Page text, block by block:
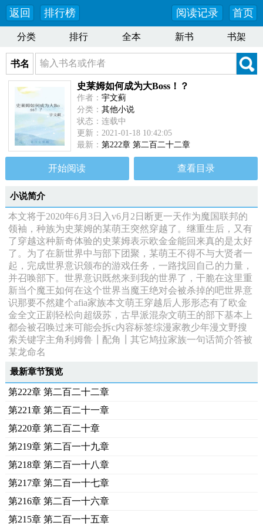
返回 排行榜 首页
阅读记录
分类 排行 全本 新书 书架
书名
史莱姆如何成为大Boss！？
作者： 宇文蓟
分类： 其他小说
状态：连载中
更新：2021-01-18 10:42:05
最新： 第222章 第二百二十二章
开始阅读 查看目录
小说简介
本文将于2020年6月3日入v6月2日断更一天作为魔国联邦的
领袖，种族为史莱姆的某萌王突然穿越了。继重生后，又有
了穿越这种新奇体验的史莱姆表示欧金金能回来真的是太好
了。为了在新世界中与部下团聚，某萌王不得不与大贤者一
起，完成世界意识颁布的游戏任务，一路找回自己的力量，
并召唤部下。世界意识既然来到我的世界了，干脆在这里重
新当个魔王如何在这个世界当魔王绝对会被杀掉的吧世界意
识那要不然建个afia家族本文萌王穿越后人形形态有了欧金
金全文正剧轻松向超级苏，古早派混杂文萌王的部下基本上
都会被召唤过来可能会拆c内容标签综漫家教少年漫文野搜
索关键字主角利姆鲁┃配角┃其它鸠拉家族一句话简介答被
某龙命名
最新章节预览
第222章 第二百二十二章
第221章 第二百二十一章
第220章 第二百二十章
第219章 第二百一十九章
第218章 第二百一十八章
第217章 第二百一十七章
第216章 第二百一十六章
第215章 第二百一十五章